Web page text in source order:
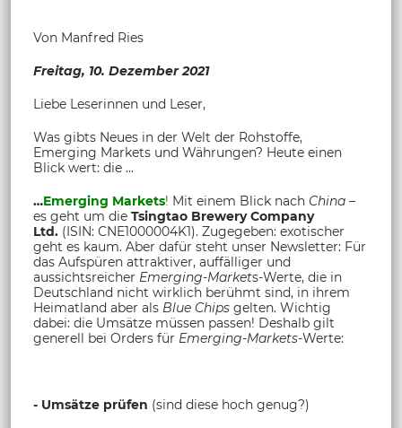
Von Manfred Ries
Freitag, 10. Dezember 2021
Liebe Leserinnen und Leser,
Was gibts Neues in der Welt der Rohstoffe,
Emerging Markets und Währungen? Heute einen
Blick wert: die …
…Emerging Markets! Mit einem Blick nach China –
es geht um die Tsingtao BreweryCompany
Ltd. (ISIN: CNE1000004K1). Zugegeben: exotischer
geht es kaum. Aber dafür steht unser Newsletter: Für
das Aufspüren attraktiver, auffälliger und
aussichtsreicher Emerging-Markets-Werte, die in
Deutschland nicht wirklich berühmt sind, in ihrem
Heimatland aber als Blue Chips gelten. Wichtig
dabei: die Umsätze müssen passen! Deshalb gilt
generell bei Orders für Emerging-Markets-Werte:
- Umsätze prüfen (sind diese hoch genug?)